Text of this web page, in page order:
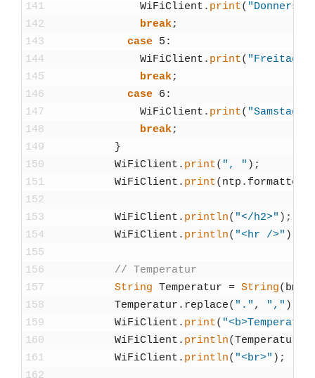
141
142
143
144
145
146
147
148
149
150
151
152
153
154
155
156
157
158
159
160
161
WiFiCli­ent . print(
break;
case 5 :
WiFiCli­ent . print( "Frei­tag"
break;
case 6 :
WiFiCli­ent . print( "Sams­tag"
break;
}
WiFiCli­ent . print( ", " ) ;
WiFiCli­ent . print( ntp .
WiFiCli­ent . println( "</h2>" ) ;
WiFiCli­ent . println( "<hr />" )
// Tem­pe­ra­tur
String Tem­pe­ra­tur = String( bme
Tem­pe­ra­tur . replace( "." , "," )
WiFiCli­ent . print(
WiFiCli­ent . println(Tem­pe­ra­tur
WiFiCli­ent . println( "<br>" ) ;